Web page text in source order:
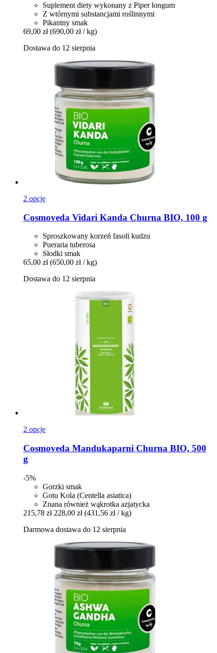
Suplement diety wykonany z Piper longum
Z wtórnymi substancjami roślinnymi
Pikantny smak
69,00 zł (690,00 zł / kg)
Dostawa do 12 sierpnia
2 opcje
Cosmoveda Vidari Kanda Churna BIO, 100 g
Sproszkowany korzeń fasoli kudzu
Pueraria tuberosa
Słodki smak
65,00 zł (650,00 zł / kg)
Dostawa do 12 sierpnia
2 opcje
Cosmoveda Mandukaparni Churna BIO, 500
g
-5%
Gorzki smak
Gotu Kola (Centella asiatica)
Znana również wąkrotka azjatycka
215,78 zł 228,00 zł (431,56 zł / kg)
Darmowa dostawa do 12 sierpnia